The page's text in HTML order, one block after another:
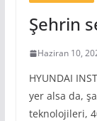
Şehrin
Haziran 10,
HYUNDAI
yer alsa da,
teknolojileri,